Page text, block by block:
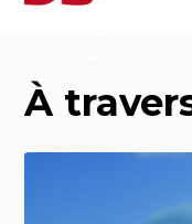
À